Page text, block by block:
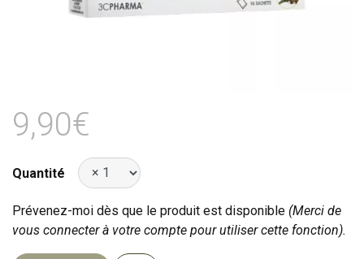
9,90€
Quantité
Prévenez-moi dès que le produit est disponible (Merci de
vous connecter à votre compte pour utiliser cette fonction).